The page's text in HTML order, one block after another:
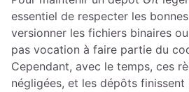
essentiel de respecter les
versionner les fichiers binaires
pas vocation à faire partie du
Cependant, avec le temps, ces
négligées, et les dépôts